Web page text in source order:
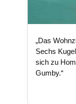
„Das
Sechs
sich zu
Gumby.“